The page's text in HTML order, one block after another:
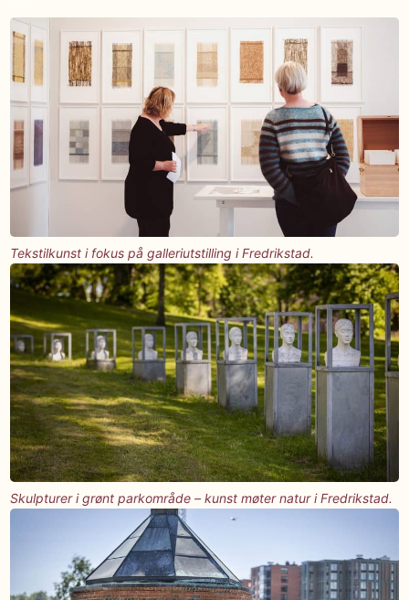
Tekstilkunst i fokus på galleriutstilling i Fredrikstad.
Skulpturer i grønt parkområde – kunst møter natur i Fredrikstad.